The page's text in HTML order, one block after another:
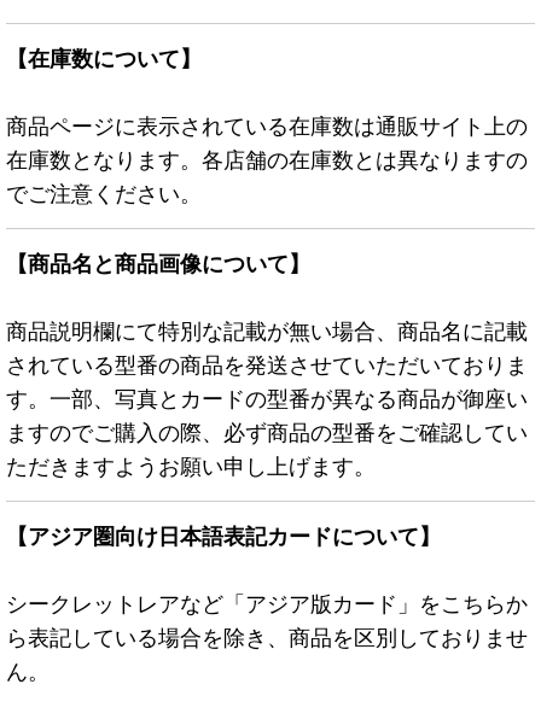
【在庫数について】
商品ページに表示されている在庫数は通販サイト上の
在庫数となります。各店舗の在庫数とは異なりますの
でご注意ください。
【商品名と商品画像について】
商品説明欄にて特別な記載が無い場合、商品名に記載
されている型番の商品を発送させていただいておりま
す。一部、写真とカードの型番が異なる商品が御座い
ますのでご購入の際、必ず商品の型番をご確認してい
ただきますようお願い申し上げます。
【アジア圏向け日本語表記カードについて】
シークレットレアなど「アジア版カード」をこちらか
ら表記している場合を除き、商品を区別しておりませ
ん。